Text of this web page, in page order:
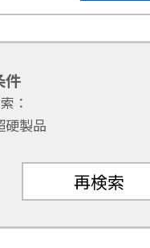
件
：
硬製品
再検索